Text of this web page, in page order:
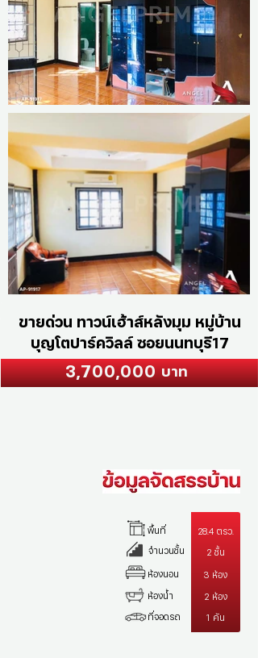
พื้นที่
จำนวนชั้น
ห้องนอน
ห้องน้ำ
ที่จอดรถ
28.4 ตรว.
2 ชั้น
3 ห้อง
2 ห้อง
1 คัน
ขายด่วน ทาวน์เฮ้าส์หลังมุม หมู่บ้าน
บุญโตปาร์ควิลล์ ซอยนนทบุรี17
3,700,000 บาท